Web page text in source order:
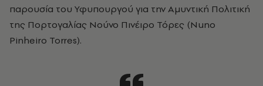
παρουσία του Υφυπουργού για την Αμυντική Πολιτική
της Πορτογαλίας Νούνο Πινέιρο Τόρες (Nuno
Pinheiro Torres).